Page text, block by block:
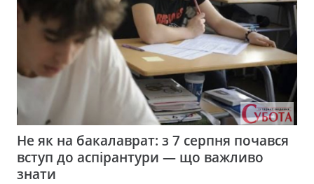
Не як на бакалаврат: з 7 серпня почався
вступ до аспірантури — що важливо
знати